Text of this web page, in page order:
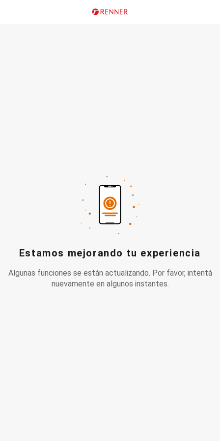
Estamos mejorando tu experiencia
Algunas funciones se están actualizando. Por favor, intentá
nuevamente en algunos instantes.